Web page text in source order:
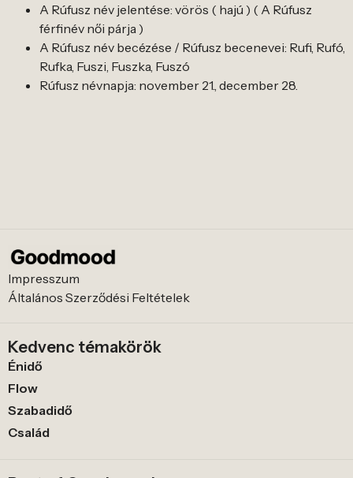
A Rúfusz név jelentése: vörös ( hajú ) ( A Rúfusz
férfinév női párja )
A Rúfusz név becézése / Rúfusz becenevei: Rufi, Rufó,
Rufka, Fuszi, Fuszka, Fuszó
Rúfusz névnapja: november 21., december 28.
Impresszum
Általános Szerződési Feltételek
Kedvenc témakörök
Énidő
Flow
Szabadidő
Család